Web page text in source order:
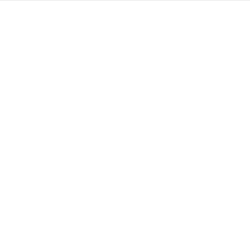
transformaram as antigas
de aplicação das
para dar uma olhada
Alentejo no Brasil durante 2019.
Alentejano!
Poucos sabem
Portugal onde se
cortiça do mundo.
no planeta. O Sobreiro,